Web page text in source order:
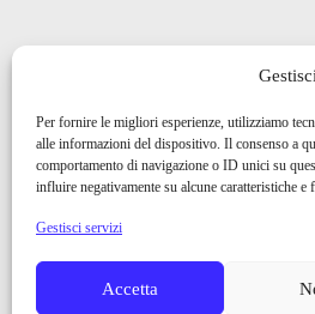
Per fornire le migliori esperienze, utilizziamo
alle informazioni del dispositivo. Il consenso a
comportamento di navigazione o ID unici su
influire negativamente su alcune caratteristiche e
Gestisci servizi
Accetta